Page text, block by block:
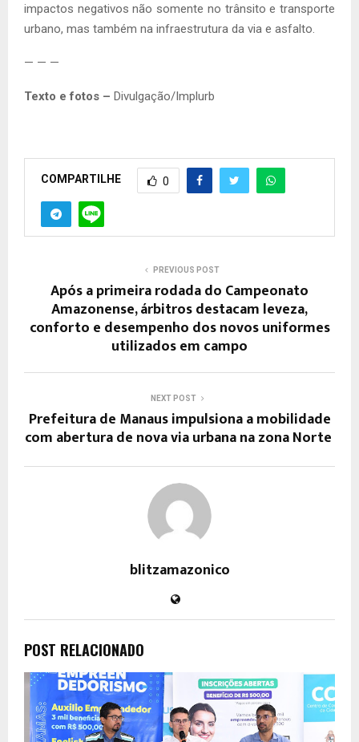
impactos negativos não somente no trânsito e transporte
urbano, mas também na infraestrutura da via e asfalto.
— — —
Texto e fotos – Divulgação/Implurb
COMPARTILHE 0
PREVIOUS POST
Após a primeira rodada do Campeonato
Amazonense, árbitros destacam leveza,
conforto e desempenho dos novos uniformes
utilizados em campo
NEXT POST
Prefeitura de Manaus impulsiona a mobilidade
com abertura de nova via urbana na zona Norte
blitzamazonico
POST RELACIONADO